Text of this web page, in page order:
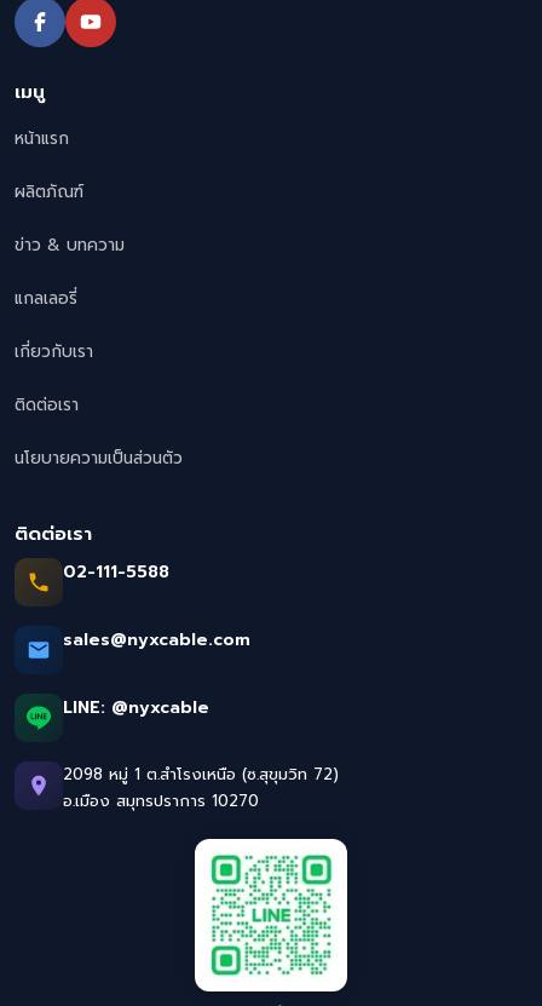
เมนู
หน้าแรก
ผลิตภัณฑ์
ข่าว & บทความ
แกลเลอรี่
เกี่ยวกับเรา
ติดต่อเรา
นโยบายความเป็นส่วนตัว
ติดต่อเรา
02-111-5588
sales@nyxcable.com
LINE: @nyxcable
2098 หมู่ 1 ต.สำโรงเหนือ (ซ.สุขุมวิท 72)
อ.เมือง สมุทรปราการ 10270